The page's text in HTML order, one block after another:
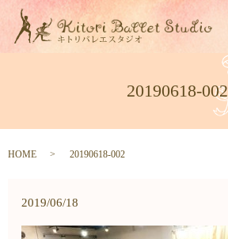
20190618-002
HOME 20190618-002
2019/06/18